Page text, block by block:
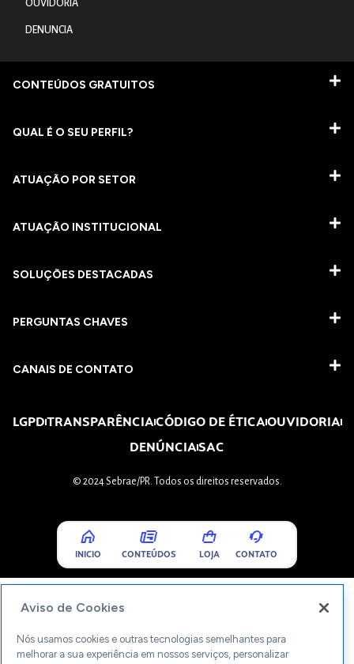
OUVIDORIA
DENUNCIA
CONTEÚDOS GRATUITOS
QUAL É O SEU PERFIL?
ATUAÇÃO POR SETOR
ATUAÇÃO INSTITUCIONAL
SOLUÇÕES DESTACADAS
PERGUNTAS CHAVES​
CANAIS DE CONTATO
LGPDTRANSPARÊNCIACÓDIGO DE ÉTICAOUVIDORIA
DENÚNCIASAC
© 2024 Sebrae/PR. Todos os direitos reservados.
INICIO CONTEÚDOS LOJA CONTATO
Aviso de Cookies
Nós usamos cookies e outras tecnologias semelhantes para
melhorar a sua experiência em nossos serviços, personalizar